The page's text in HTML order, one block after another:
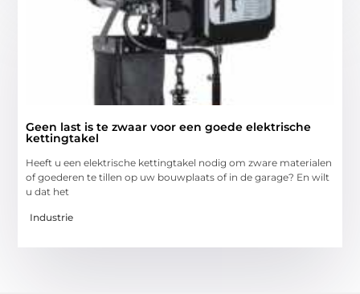
Geen last is te zwaar voor een goede elektrische
kettingtakel
Heeft u een elektrische kettingtakel nodig om zware materialen
of goederen te tillen op uw bouwplaats of in de garage? En wilt
u dat het
Industrie